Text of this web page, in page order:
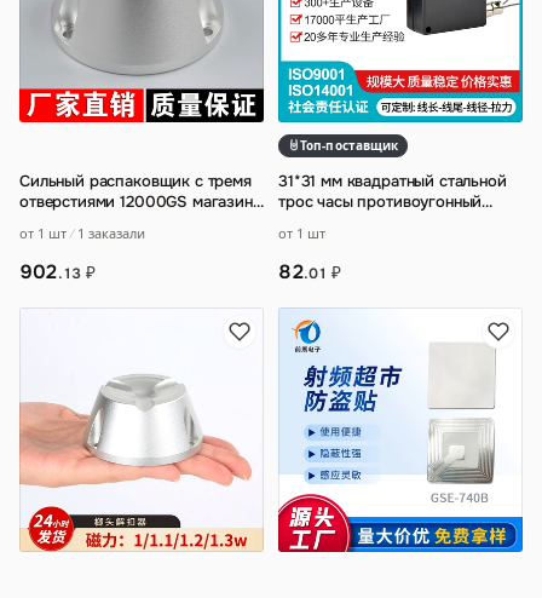
Сильный распаковщик с тремя
отверстиями 12000GS магазин
от 1 шт 1 заказали
902.13 ₽
Топ-поставщик
31*31 мм квадратный стальной
трос часы противоугонный
дисплей против
от 1 шт
82.01 ₽